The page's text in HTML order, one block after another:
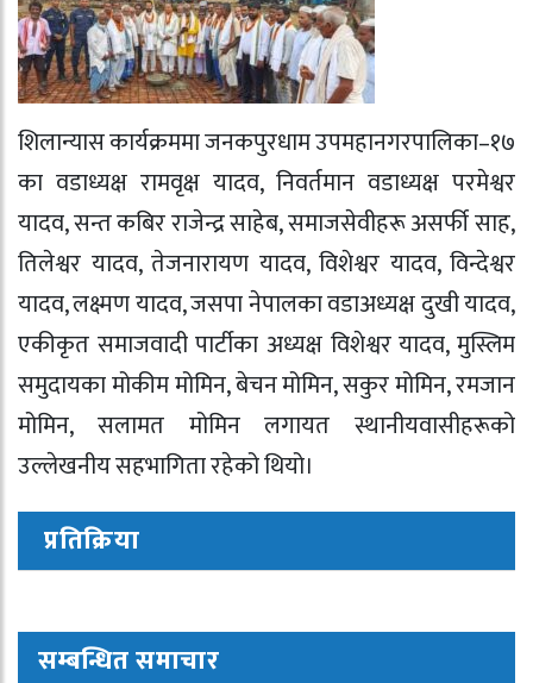
शिलान्यास कार्यक्रममा जनकपुरधाम उपमहानगरपालिका–१७
का वडाध्यक्ष रामवृक्ष यादव, निवर्तमान वडाध्यक्ष परमेश्वर
यादव, सन्त कबिर राजेन्द्र साहेब, समाजसेवीहरू असर्फी साह,
तिलेश्वर यादव, तेजनारायण यादव, विशेश्वर यादव, विन्देश्वर
यादव, लक्ष्मण यादव, जसपा नेपालका वडाअध्यक्ष दुखी यादव,
एकीकृत समाजवादी पार्टीका अध्यक्ष विशेश्वर यादव, मुस्लिम
समुदायका मोकीम मोमिन, बेचन मोमिन, सकुर मोमिन, रमजान
मोमिन, सलामत मोमिन लगायत स्थानीयवासीहरूको
उल्लेखनीय सहभागिता रहेको थियो।
प्रतिक्रिया
सम्बन्धित समाचार